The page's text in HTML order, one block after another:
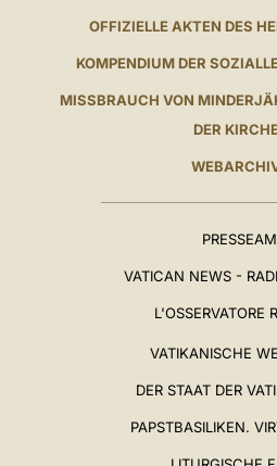
OFFIZIELLE AKTEN DES
KOMPENDIUM DER
MISSBRAUCH VON
DER
VATICAN NEWS -
L'OSSERVATORE
VATIKANISCHE
DER STAAT DER
PAPSTBASILIKEN.